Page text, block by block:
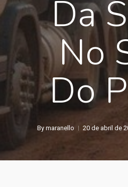
Da
No
Do
By maranello 20 de abril de